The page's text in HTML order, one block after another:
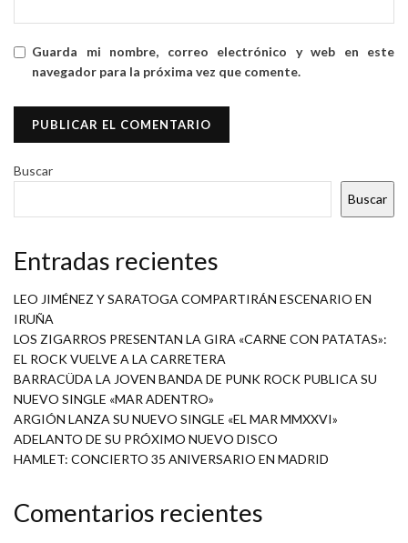
Guarda mi nombre, correo electrónico y web en este
navegador para la próxima vez que comente.
Buscar
Buscar
Entradas recientes
LEO JIMÉNEZ Y SARATOGA COMPARTIRÁN ESCENARIO EN
IRUÑA
LOS ZIGARROS PRESENTAN LA GIRA «CARNE CON PATATAS»:
EL ROCK VUELVE A LA CARRETERA
BARRACÜDA LA JOVEN BANDA DE PUNK ROCK PUBLICA SU
NUEVO SINGLE «MAR ADENTRO»
ARGIÓN LANZA SU NUEVO SINGLE «EL MAR MMXXVI»
ADELANTO DE SU PRÓXIMO NUEVO DISCO
HAMLET: CONCIERTO 35 ANIVERSARIO EN MADRID
Comentarios recientes